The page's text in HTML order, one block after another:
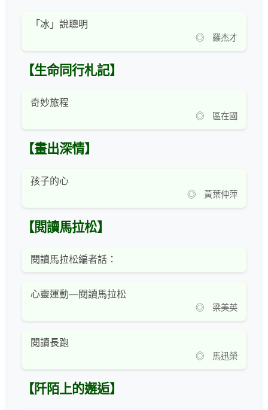
「冰」說聰明
◎ 羅杰才
【生命同行札記】
奇妙旅程
◎ 區在國
【畫出深情】
孩子的心
◎ 黃葉仲萍
【閱讀馬拉松】
閱讀馬拉松編者話：
心靈運動—閱讀馬拉松
◎ 梁美英
閱讀長跑
◎ 馬迅榮
【阡陌上的邂逅】